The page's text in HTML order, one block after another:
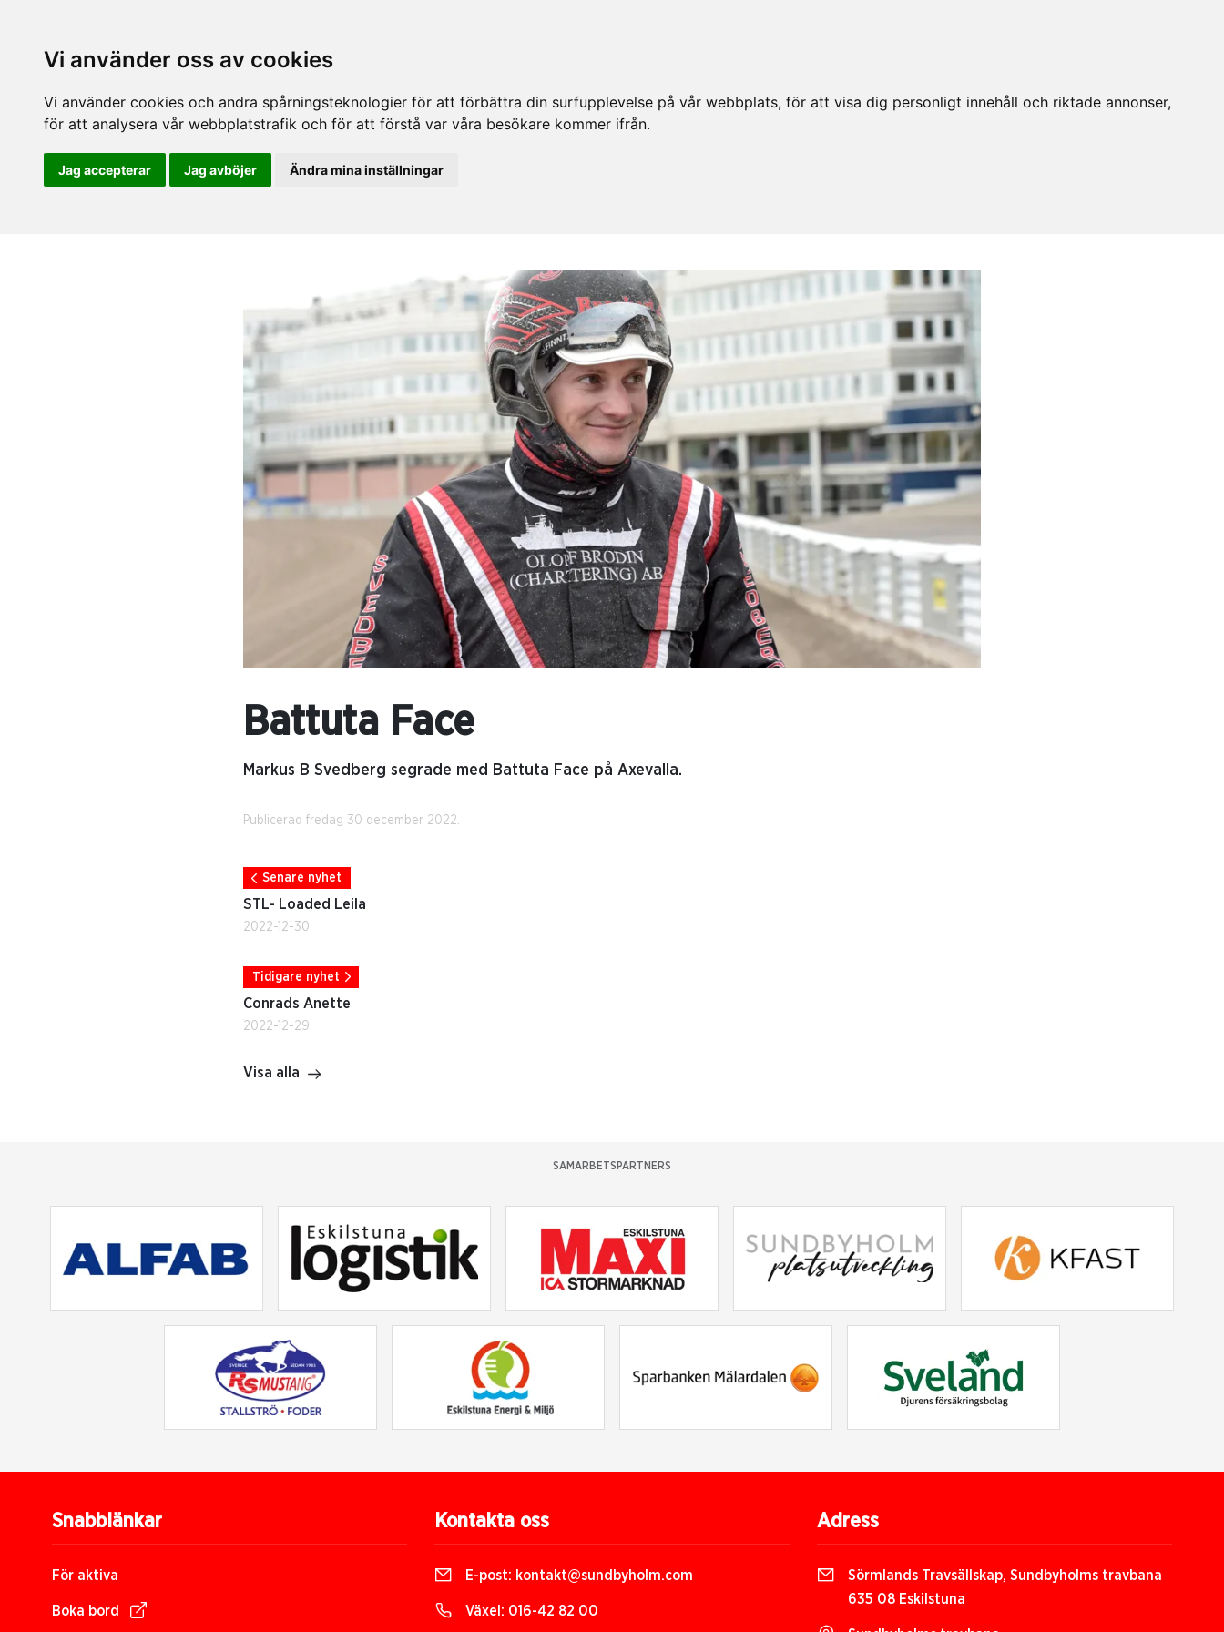
Vi använder oss av cookies
Vi använder cookies och andra spårningsteknologier för att förbättra din surfupplevelse på vår webbplats, för att visa dig personligt innehåll och riktade annonser,
för att analysera vår webbplatstrafik och för att förstå var våra besökare kommer ifrån.
Jag accepterar Jag avböjer Ändra mina inställningar
Battuta Face
Markus B Svedberg segrade med Battuta Face på Axevalla.
Publicerad fredag 30 december 2022.
Senare nyhet
STL- Loaded Leila
2022-12-30
Tidigare nyhet
Conrads Anette
2022-12-29
Visa alla
SAMARBETSPARTNERS
Snabblänkar
För aktiva
Boka bord
Kontakta oss
E-post: kontakt@sundbyholm.com
Växel: 016-42 82 00
Adress
Sörmlands Travsällskap, Sundbyholms travbana
635 08 Eskilstuna